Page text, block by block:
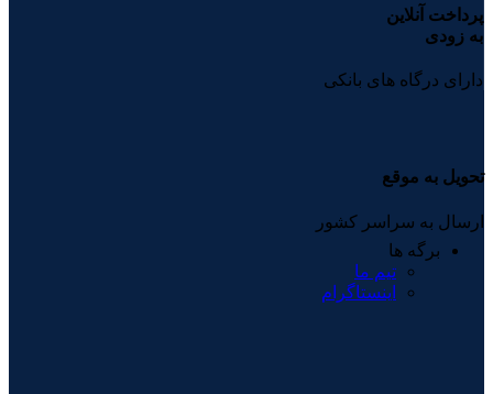
پرداخت آنلاین
به زودی
دارای درگاه های بانکی
تحویل به موقع
ارسال به سراسر کشور
برگه ها
تیم ما
اینستاگرام